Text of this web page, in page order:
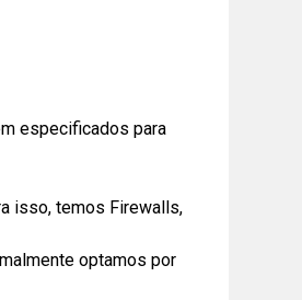
especificados para
isso, temos Firewalls,
optamos por